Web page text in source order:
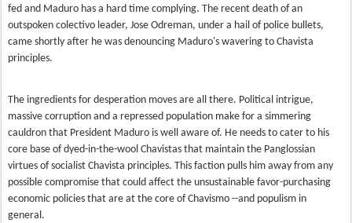
fed and Maduro has a hard time complying. The recent death of an
outspoken colectivo leader, Jose Odreman, under a hail of police bullets,
came shortly after he was denouncing Maduro's wavering to Chavista
principles.
The ingredients for desperation moves are all there. Political intrigue,
massive corruption and a repressed population make for a simmering
cauldron that President Maduro is well aware of. He needs to cater to his
core base of dyed-in-the-wool Chavistas that maintain the Panglossian
virtues of socialist Chavista principles. This faction pulls him away from any
possible compromise that could affect the unsustainable favor-purchasing
economic policies that are at the core of Chavismo --and populism in
general.